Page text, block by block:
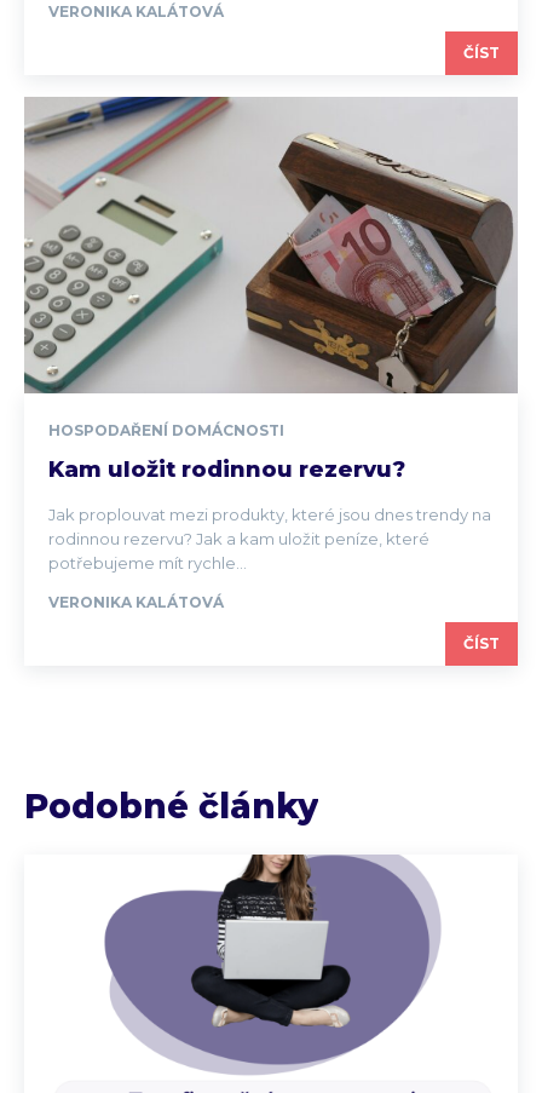
VERONIKA KALÁTOVÁ
ČÍST
HOSPODAŘENÍ DOMÁCNOSTI
Kam uložit rodinnou rezervu?
Jak proplouvat mezi produkty, které jsou dnes trendy na
rodinnou rezervu? Jak a kam uložit peníze, které
potřebujeme mít rychle...
VERONIKA KALÁTOVÁ
ČÍST
Podobné články